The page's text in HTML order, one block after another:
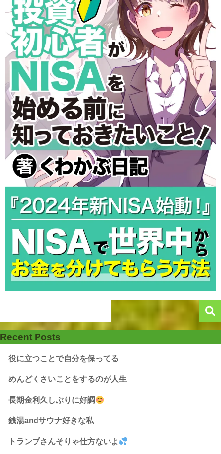
Recent Posts
役に立つことで自分を保ってる
めんどくさいことをするのが人生
長期金利久しぶりに好調
銭湯andサウナ好きな私
トランプさんそりゃ仕方ないよ